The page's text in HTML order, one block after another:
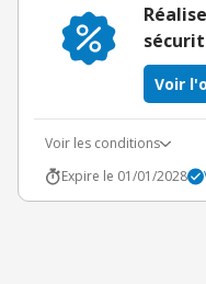
Voir
Voir les conditions
Expire le 01/01/2028